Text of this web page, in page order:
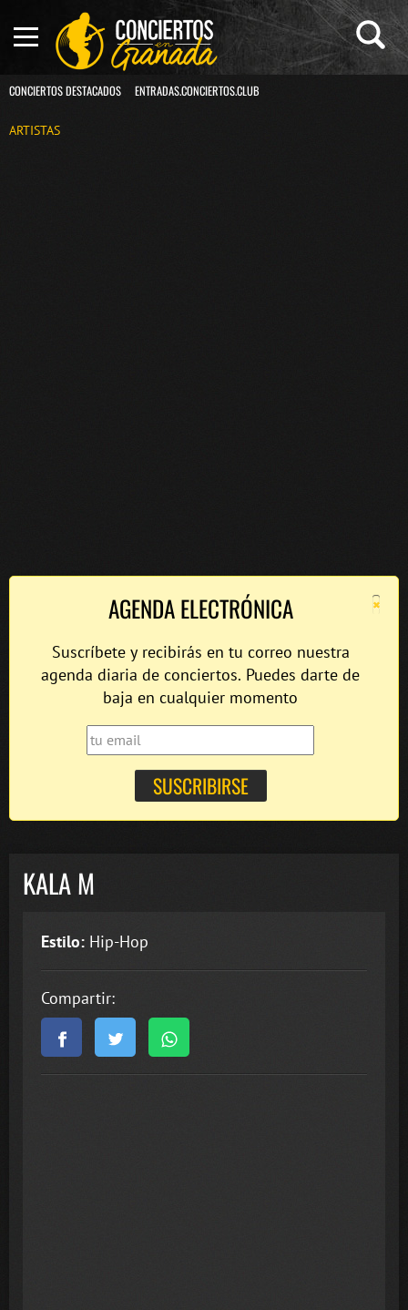
CONCIERTOS DESTACADOS ENTRADAS.CONCIERTOS.CLUB
ARTISTAS
×
AGENDA ELECTRÓNICA
Suscríbete y recibirás en tu correo nuestra
agenda diaria de conciertos. Puedes darte de
baja en cualquier momento
KALA M
Estilo: Hip-Hop
Compartir: